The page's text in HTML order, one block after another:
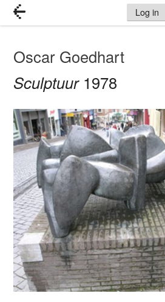
Log in
Oscar Goedhart
Sculptuur 1978